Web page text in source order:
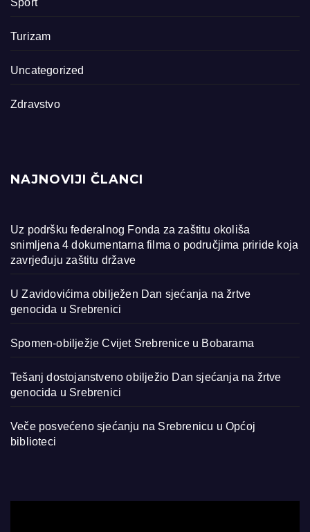
Turizam
Uncategorized
Zdravstvo
NAJNOVIJI ČLANCI
Uz podršku federalnog Fonda za zaštitu okoliša
snimljena 4 dokumentarna filma o područjima priride koja
zavrjeđuju zaštitu države
U Zavidovićima obilježen Dan sjećanja na žrtve
genocida u Srebrenici
Spomen-obilježje Cvijet Srebrenice u Bobarama
Tešanj dostojanstveno obilježio Dan sjećanja na žrtve
genocida u Srebrenici
Veče posvećeno sjećanju na Srebrenicu u Općoj
biblioteci